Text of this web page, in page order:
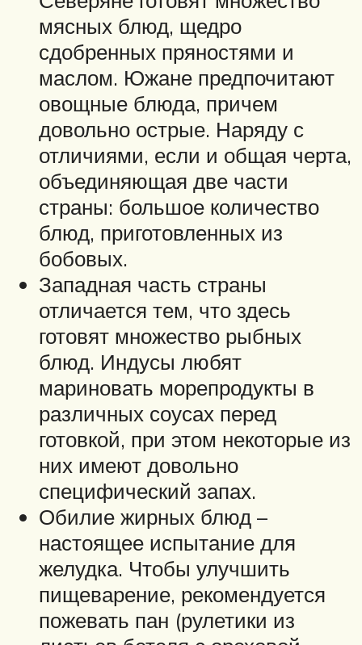
мясных блюд, щедро
сдобренных пряностями и
маслом. Южане предпочитают
овощные блюда, причем
довольно острые. Наряду с
отличиями, если и общая черта,
объединяющая две части
страны: большое количество
блюд, приготовленных из
бобовых.
Западная часть страны
отличается тем, что здесь
готовят множество рыбных
блюд. Индусы любят
мариновать морепродукты в
различных соусах перед
готовкой, при этом некоторые из
них имеют довольно
специфический запах.
Обилие жирных блюд –
настоящее испытание для
желудка. Чтобы улучшить
пищеварение, рекомендуется
пожевать пан (рулетики из